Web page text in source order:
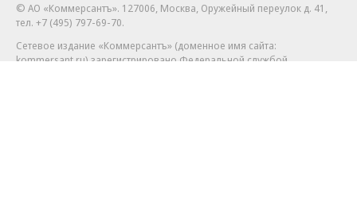
© АО «Коммерсантъ». 127006, Москва, Оружейный переулок д. 41,
тел. +7 (495) 797-69-70.
Сетевое издание «Коммерсантъ» (доменное имя сайта:
kommersant.ru) зарегистрировано Федеральной службой